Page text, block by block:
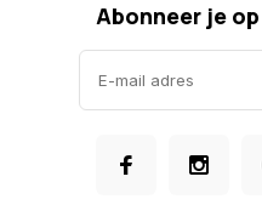
Abonneer je